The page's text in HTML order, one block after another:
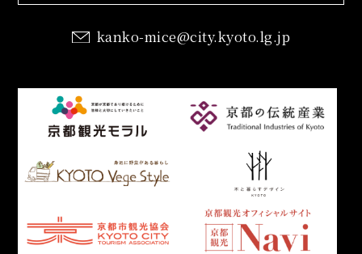
kanko-mice@city.kyoto.lg.jp